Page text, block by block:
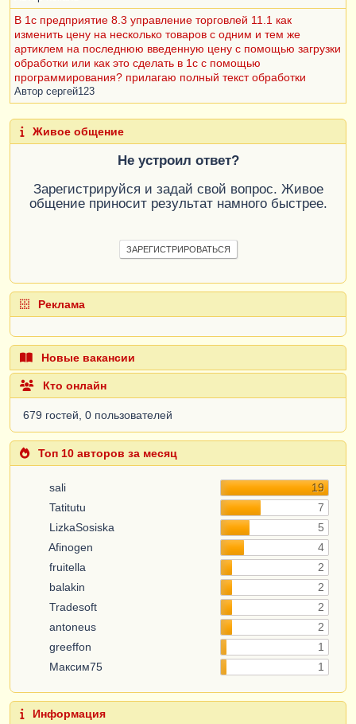
В 1с предприятие 8.3 управление торговлей 11.1 как
изменить цену на несколько товаров с одним и тем же
артиклем на последнюю введенную цену с помощью загрузки
обработки или как это сделать в 1с с помощью
программирования? прилагаю полный текст обработки
Автор сергей123
Живое общение
Не устроил ответ?
Зарегистрируйся и задай свой вопрос. Живое
общение приносит результат намного быстрее.
ЗАРЕГИСТРИРОВАТЬСЯ
Реклама
Новые вакансии
Кто онлайн
679 гостей, 0 пользователей
Топ 10 авторов за месяц
sali
19
Tatitutu
7
LizkaSosiska
5
Afinogen
4
fruitella
2
balakin
2
Tradesoft
2
antoneus
2
greeffon
1
Максим75
1
Информация